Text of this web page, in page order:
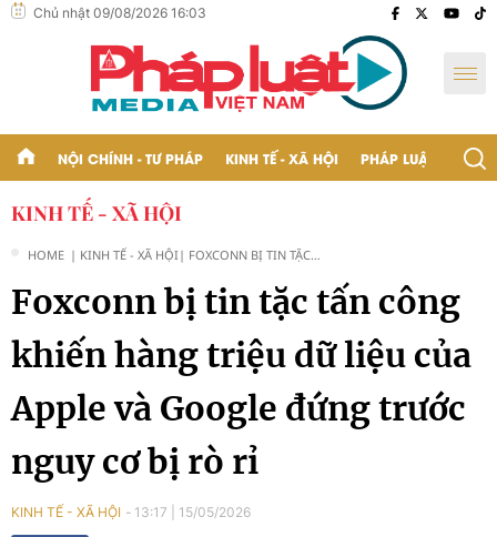
Chủ nhật 09/08/2026 16:03
NỘI CHÍNH - TƯ PHÁP KINH TẾ - XÃ HỘI PHÁP LUẬT - BẠN
KINH TẾ - XÃ HỘI
HOME | KINH TẾ - XÃ HỘI| FOXCONN BỊ TIN TẶC
TRIỆU DỮ LIỆU CỦA
APPLE VÀ GOOGLE
BỊ RÒ RỈ
Foxconn bị tin tặc tấn công
khiến hàng triệu dữ liệu của
Apple và Google đứng trước
nguy cơ bị rò rỉ
KINH TẾ - XÃ HỘI 13:17 15/05/2026